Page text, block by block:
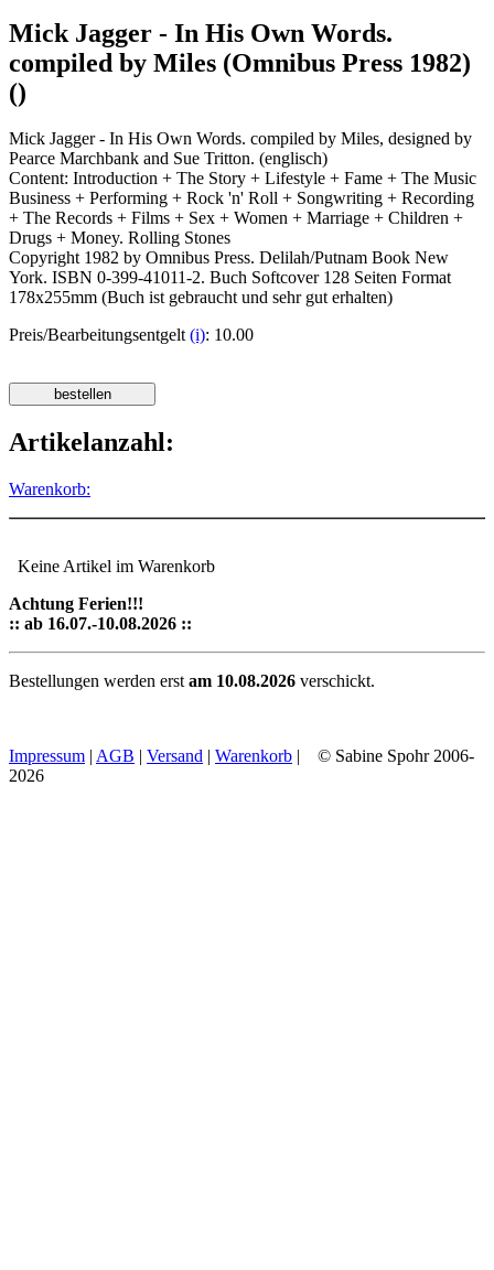
Mick Jagger - In His Own Words.
compiled by Miles (Omnibus Press 1982)
()
Mick Jagger - In His Own Words. compiled by Miles, designed by
Pearce Marchbank and Sue Tritton. (englisch)
Content: Introduction + The Story + Lifestyle + Fame + The Music
Business + Performing + Rock 'n' Roll + Songwriting + Recording
+ The Records + Films + Sex + Women + Marriage + Children +
Drugs + Money. Rolling Stones
Copyright 1982 by Omnibus Press. Delilah/Putnam Book New
York. ISBN 0-399-41011-2. Buch Softcover 128 Seiten Format
178x255mm (Buch ist gebraucht und sehr gut erhalten)
Preis/Bearbeitungsentgelt(i): 10.00
Artikelanzahl:
Warenkorb:
Keine Artikel im Warenkorb
Achtung Ferien!!!
:: ab 16.07.-10.08.2026 ::
Bestellungen werden erst am 10.08.2026 verschickt.
Impressum | AGB | Versand | Warenkorb | © Sabine Spohr 2006-
2026